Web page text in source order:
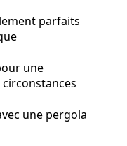
parfaits
une
une pergola